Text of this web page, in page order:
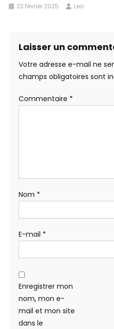
23 février 2025 Leo
Laisser un
Votre adresse e-mail ne
champs obligatoires sont
Commentaire *
Nom *
E-mail *
Enregistrer mon
nom, mon e-
mail et mon site
dans le